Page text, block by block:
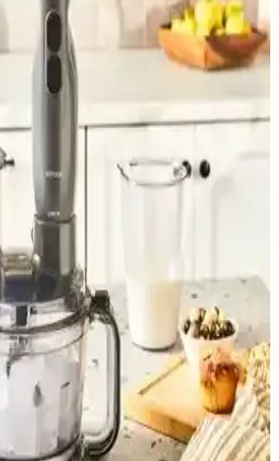
Take Joy ve Yui M18 3'ü 1
olan Arzum AR1101 Shake'n Take
ve kullanıcı yorumları
ve Vestel Mix & Go
Mix & Go blender'ların güç,
özellikleri karşılaştırıldı, kullanıcı
2 Bıçaklı 3 Fonksiyonlu
Smoothie Blender
1200 watt gücü ve 3 fonksiyonu
imkanı sunar, 2 bıçaklı tasarımıyla
performans sağlar.